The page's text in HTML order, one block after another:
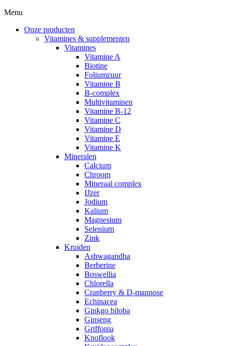
Menu
Onze producten
Vitamines & supplementen
Vitamines
Vitamine A
Biotine
Foliumzuur
Vitamine B
B-complex
Multivitaminen
Vitamine B-12
Vitamine C
Vitamine D
Vitamine E
Vitamine K
Mineralen
Calcium
Chroom
Mineraal complex
IJzer
Jodium
Kalium
Magnesium
Selenium
Zink
Kruiden
Ashwagandha
Berberine
Boswellia
Chlorella
Cranberry & D-mannose
Echinacea
Ginkgo biloba
Ginseng
Griffonia
Knoflook